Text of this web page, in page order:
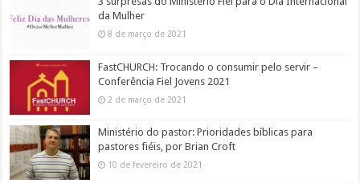
da Mulher
8 de março de 2021
FastCHURCH: Trocando o consumir pelo servir –
Conferência Fiel Jovens 2021
2 de março de 2021
Ministério do pastor: Prioridades bíblicas para
pastores fiéis, por Brian Croft
10 de fevereiro de 2021